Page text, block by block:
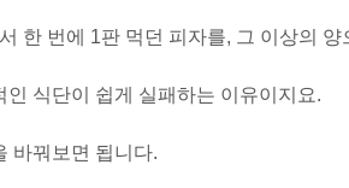
한 번에 1판 먹던 피자를, 그 이상의
인 식단이 쉽게 실패하는 이유이지요.
바꿔보면 됩니다.